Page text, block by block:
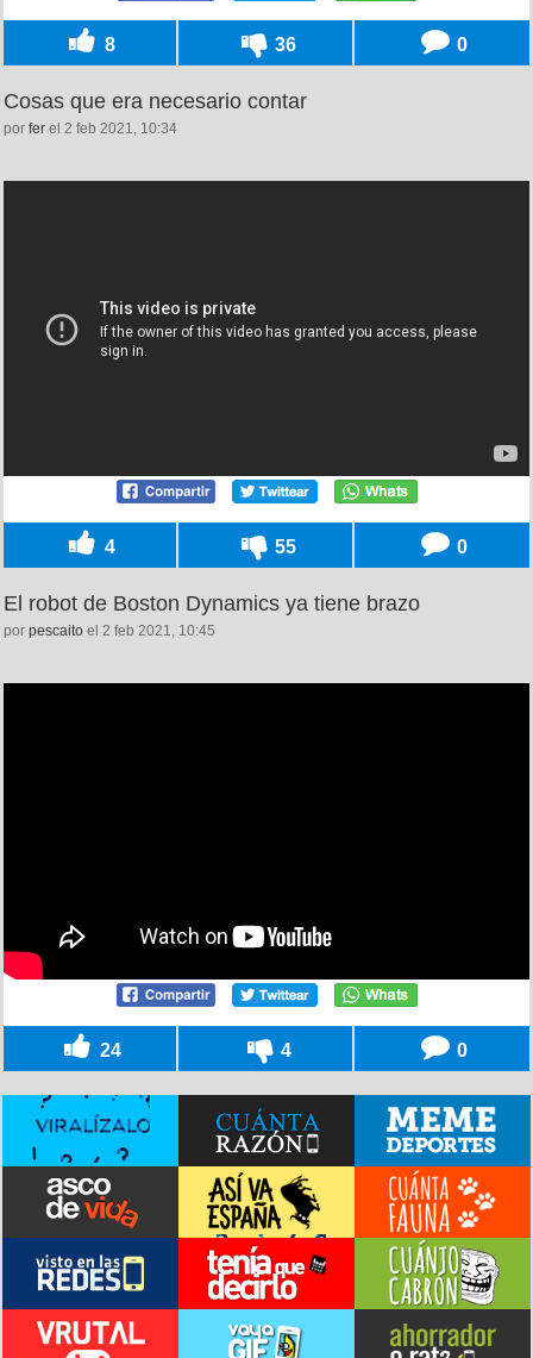
8 36 0
Cosas que era necesario contar
por fer el 2 feb 2021, 10:34
4 55 0
El robot de Boston Dynamics ya tiene brazo
por pescaito el 2 feb 2021, 10:45
24 4 0